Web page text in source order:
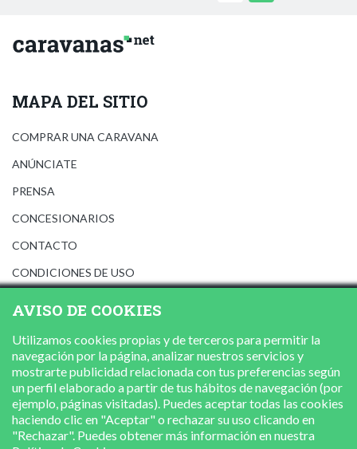
MAPA DEL SITIO
COMPRAR UNA CARAVANA
ANÚNCIATE
PRENSA
CONCESIONARIOS
CONTACTO
CONDICIONES DE USO
POLÍTICA DE COOKIES
AVISO DE COOKIES
Utilizamos cookies propias y de terceros para permitir la
navegación por la página, analizar nuestros servicios y
mostrarte publicidad relacionada con tus preferencias según
un perfil elaborado a partir de tus hábitos de navegación (por
ejemplo, páginas visitadas). Puedes aceptar todas las cookies
haciendo clic en "Aceptar" o rechazar su uso clicando en
"Rechazar". Puedes obtener más información en nuestra